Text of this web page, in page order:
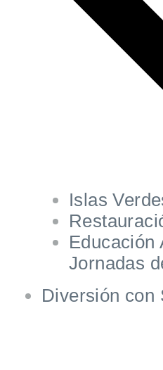
Islas
Educación
Jornadas
Diversión con